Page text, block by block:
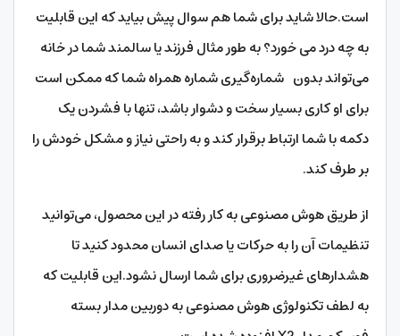
است.حالا شاید برای شما هم سوال پیش بیاید که این قابلیت
به چه درد می خورد؟ به طور مثال فرزند یا سالمند شما در خانه
می‌تواند بدون شماره‌گیری شماره همراه شما که ممکن است
برای او کاری بسیار سخت و دشوار باشد، تنها با فشردن یک
دکمه با شما ارتباط برقرار کند و به راحتی نیاز و مشکل خودش را
بر طرف کند.
از طریق هوش مصنوعی به کار رفته در این محصول، می‌توانید
تنظیمات آن را به حرکات یا صدای انسان محدود کنید تا
هشدارهای غیرضروری برای شما ارسال نشود.این قابلیت که
به لطف تکنولوژی هوش مصنوعی به دوربین مدار بسته